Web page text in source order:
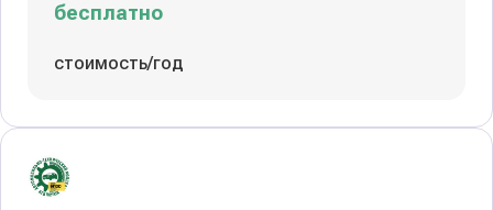
бесплатно
стоимость/год